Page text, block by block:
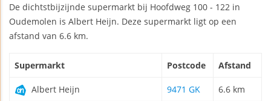
De dichtstbijzijnde supermarkt bij Hoofdweg 100 - 122 in
Oudemolen is Albert Heijn. Deze supermarkt ligt op een
afstand van 6.6 km.
Supermarkt Postcode Afstand
Albert Heijn 9471 GK 6.6 km